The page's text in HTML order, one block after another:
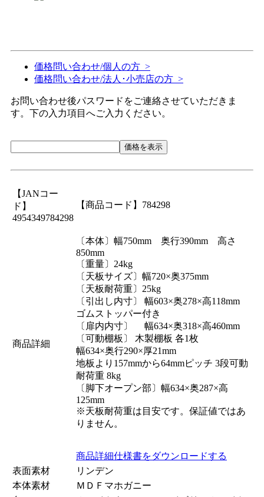
価格問い合わせ/個人の方 >
価格問い合わせ/法人･小売店の方 >
お問い合わせ後パスワードをご連絡させていただきま
す。下の入力項目へご入力ください。
価格を表示
【JANコー
ド】
4954349784298
【商品コード】784298
商品詳細
〔本体〕幅750mm 奥行390mm 高さ
850mm
〔重量〕24kg
〔天板サイズ〕幅720×奥375mm
〔天板耐荷重〕25kg
〔引出し内寸〕 幅603×奥278×高118mm
ゴムストッパー付き
〔扉内内寸〕 幅634×奥318×高460mm
〔可動棚板〕 木製棚板 各1枚
幅634×奥行290×厚21mm
地板より157mmから64mmピッチ 3段可動
耐荷重 8kg
〔脚下オープン部〕幅634×奥287×高
125mm
※天板耐荷重は目安です。保証値ではあ
りません。
商品詳細仕様書をダウンロードする
表面素材
リンデン
本体素材
ＭＤＦマホガニー